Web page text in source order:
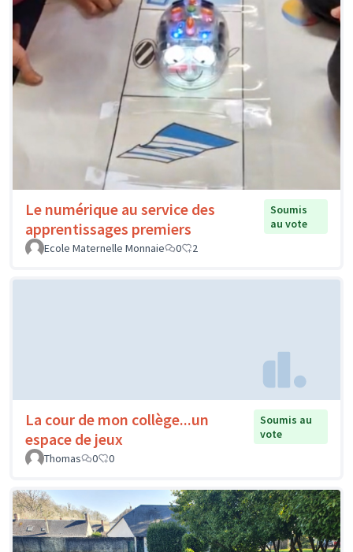
Le numérique au service des
apprentissages premiers
Soumis
au vote
Ecole Maternelle Monnaie
0 2
La cour de mon collège...un
espace de jeux
Soumis au
vote
Thomas
0 0